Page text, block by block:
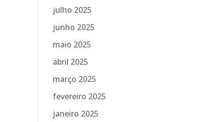
julho 2025
junho 2025
maio 2025
abril 2025
março 2025
fevereiro 2025
janeiro 2025